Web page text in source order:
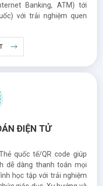
Banking, ATM) tới
với trải nghiệm quen
ĐIỆN TỬ
quốc tế/QR code giúp
dễ dàng thanh toán mọi
học tập với trải nghiệm